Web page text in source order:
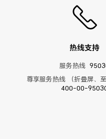
热线支持
服务热线
尊享服务热线 （折叠屏、至
400-00-